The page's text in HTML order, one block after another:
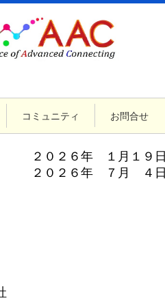
コミュニティ お問合せ
２０２６年 １月１９
２０２６年 ７月 ４